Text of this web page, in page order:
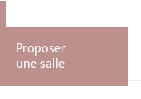
Proposer
une salle